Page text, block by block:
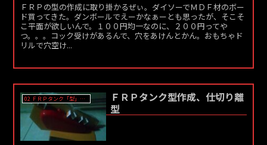
ＦＲＰの型の作成に取り掛かるぜぃ。ダイソーでＭＤＦ材のボー
ド買ってきた。ダンボールでえーかなぁーとも思ったが、そこそ
こ平面が欲しいんで。１００円均一なのに、２００円ってや
つ。。。コック受けがあるんで、穴をあけんとかん。おもちゃド
リルで穴空け...
02 ＦＲＰタンク「型」作成
ＦＲＰタンク型作成、仕切り離
型